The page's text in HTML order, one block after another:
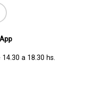
a 18.30 hs.